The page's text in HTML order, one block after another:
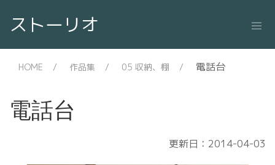
ストーリオ
HOME 作品集 05 収納、棚 電話台
電話台
更新日：2014-04-03